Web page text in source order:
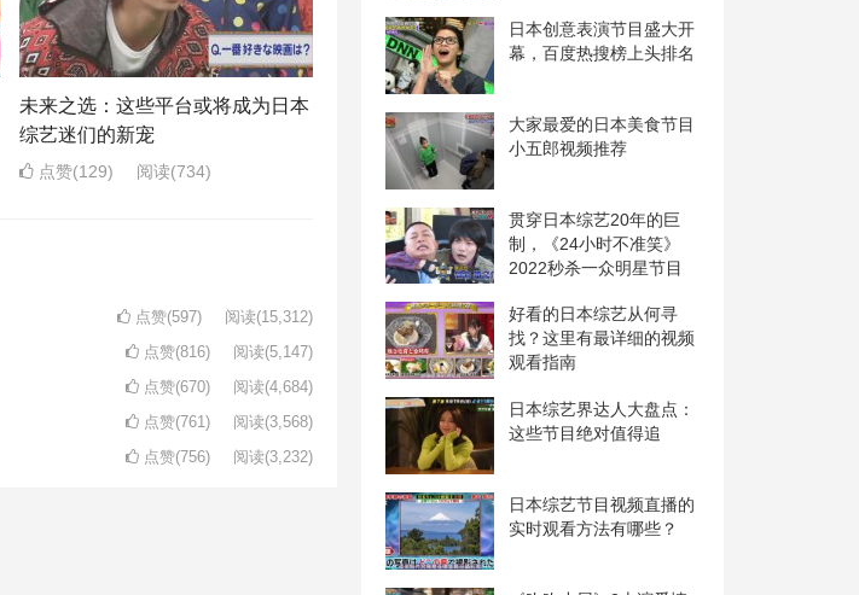
未来之选：这些平台或将成为日本
综艺迷们的新宠
点赞(129) 阅读(734)
点赞(597) 阅读(15,312)
点赞(816) 阅读(5,147)
点赞(670) 阅读(4,684)
点赞(761) 阅读(3,568)
点赞(756) 阅读(3,232)
日本创意表演节目盛大开
幕，百度热搜榜上头排名
大家最爱的日本美食节目
小五郎视频推荐
贯穿日本综艺20年的巨
制，《24小时不准笑》
2022秒杀一众明星节目
好看的日本综艺从何寻
找？这里有最详细的视频
观看指南
日本综艺界达人大盘点：
这些节目绝对值得追
日本综艺节目视频直播的
实时观看方法有哪些？